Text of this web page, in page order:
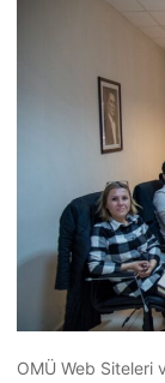
OMÜ Web Siteleri